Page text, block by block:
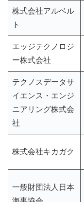
株式会社アルベル
ト
エッジテクノロジ
ー株式会社
テクノスデータサ
イエンス・エンジ
ニアリング株式会
社
株式会社キカガク
一般財団法人日本